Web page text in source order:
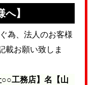
へ】
為、法人のお客様
載お願い致しま
工務店】名【山